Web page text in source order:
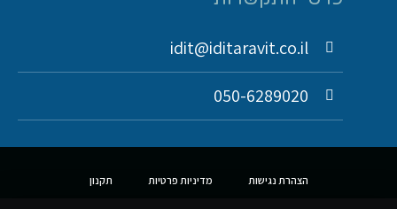
idit@iditaravit.co.il
050-6289020
הצהרת נגישות מדיניות פרטיות תקנון